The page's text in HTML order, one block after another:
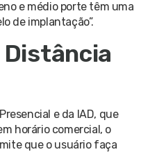
e médio porte têm uma
de implantação”.
e da IAD, que
horário comercial, o
que o usuário faça